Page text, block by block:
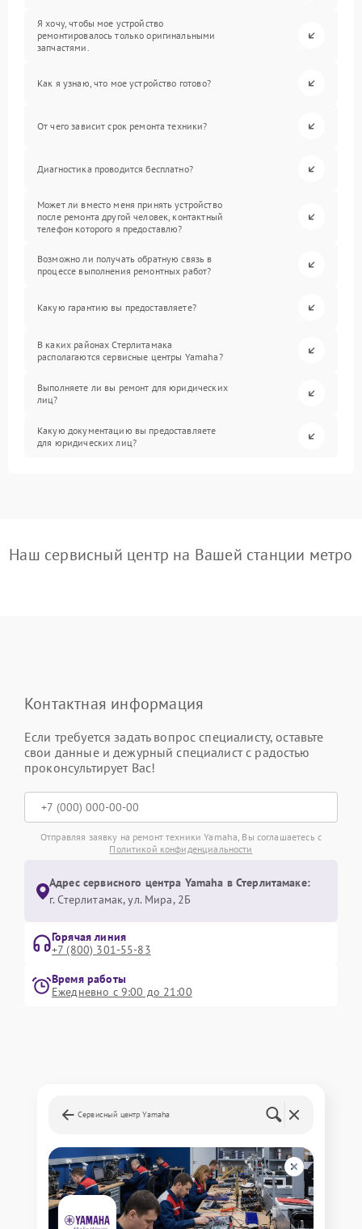
Я хочу, чтобы мое устройство
ремонтировалось только оригинальными
запчастями.
Как я узнаю, что мое устройство готово?
От чего зависит срок ремонта техники?
Диагностика проводится бесплатно?
Может ли вместо меня принять устройство
после ремонта другой человек, контактный
телефон которого я предоставлю?
Возможно ли получать обратную связь в
процессе выполнения ремонтных работ?
Какую гарантию вы предоставляете?
В каких районах Стерлитамака
располагаются сервисные центры Yamaha?
Выполняете ли вы ремонт для юридических
лиц?
Какую документацию вы предоставляете
для юридических лиц?
Наш сервисный центр на Вашей станции метро
Контактная информация
Если требуется задать вопрос специалисту, оставьте
свои данные и дежурный специалист с радостью
проконсультирует Вас!
Отправляя заявку на ремонт техники Yamaha, Вы соглашаетесь с
Политикой конфиденциальности
Адрес сервисного центра Yamaha в Стерлитамаке:
г. Стерлитамак, ул. Мира, 2Б
Горячая линия
+7 (800) 301-55-83
Время работы
Ежедневно с 9:00 до 21:00
Сервисный центр Yamaha